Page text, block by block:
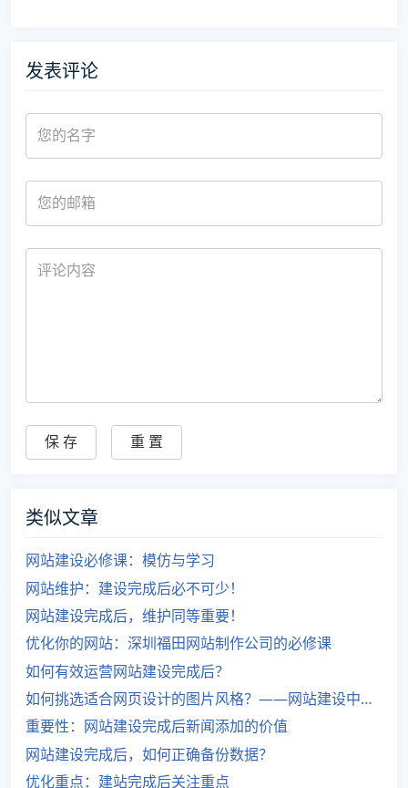
发表评论
类似文章
网站建设必修课：模仿与学习
网站维护：建设完成后必不可少！
网站建设完成后，维护同等重要！
优化你的网站：深圳福田网站制作公司的必修课
如何有效运营网站建设完成后？
如何挑选适合网页设计的图片风格？——网站建设中的必修课程
重要性：网站建设完成后新闻添加的价值
网站建设完成后，如何正确备份数据？
优化重点：建站完成后关注重点